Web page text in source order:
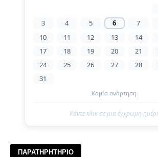
3
4 5 6 7
10
11 12 13 14
17
18 19 20 21
24
25 26 27 28
31
Καμία ανάρτηση.
Κάντε κλικ σε μια έγχρωμη
ΠΑΡΑΤΗΡΗΤΗΡΙΟ